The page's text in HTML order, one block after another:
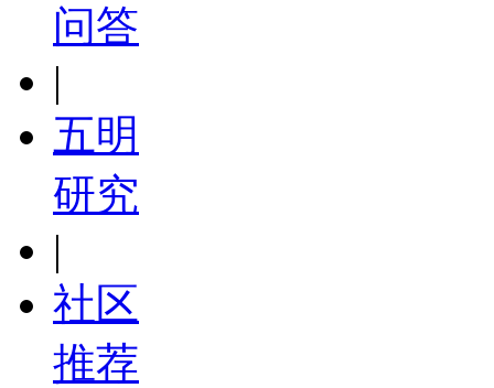
问答
|
五明
研究
|
社区
推荐